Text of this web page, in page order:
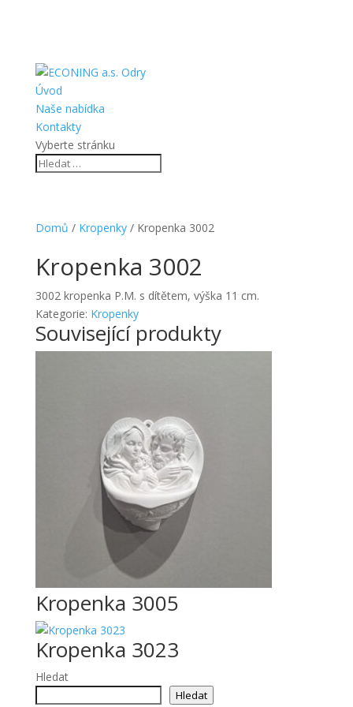
Úvod
Naše nabídka
Kontakty
Vyberte stránku
Domů / Kropenky/ Kropenka 3002
Kropenka 3002
3002 kropenka P.M. s dítětem, výška 11 cm.
Kategorie: Kropenky
Související produkty
Kropenka 3005
Kropenka 3023
Hledat
Hledat